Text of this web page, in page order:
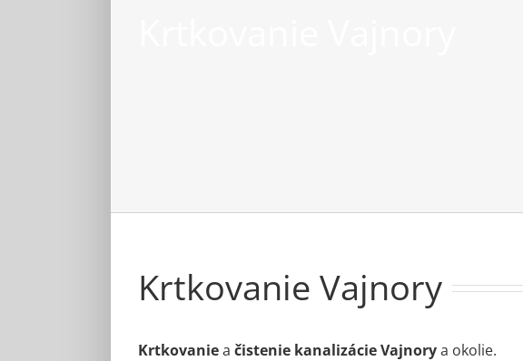
Krtkovanie Vajnory
Krtkovaniea čistenie kanalizácie Vajnorya okolie.